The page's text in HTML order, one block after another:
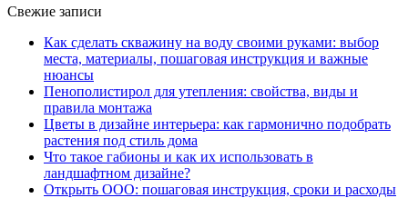
Свежие записи
Как сделать скважину на воду своими руками: выбор
места, материалы, пошаговая инструкция и важные
нюансы
Пенополистирол для утепления: свойства, виды и
правила монтажа
Цветы в дизайне интерьера: как гармонично подобрать
растения под стиль дома
Что такое габионы и как их использовать в
ландшафтном дизайне?
Открыть ООО: пошаговая инструкция, сроки и расходы